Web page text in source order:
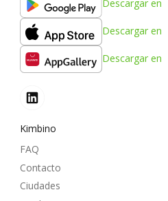
Descargar en
Descargar en
Descargar en
Kimbino
FAQ
Contacto
Ciudades